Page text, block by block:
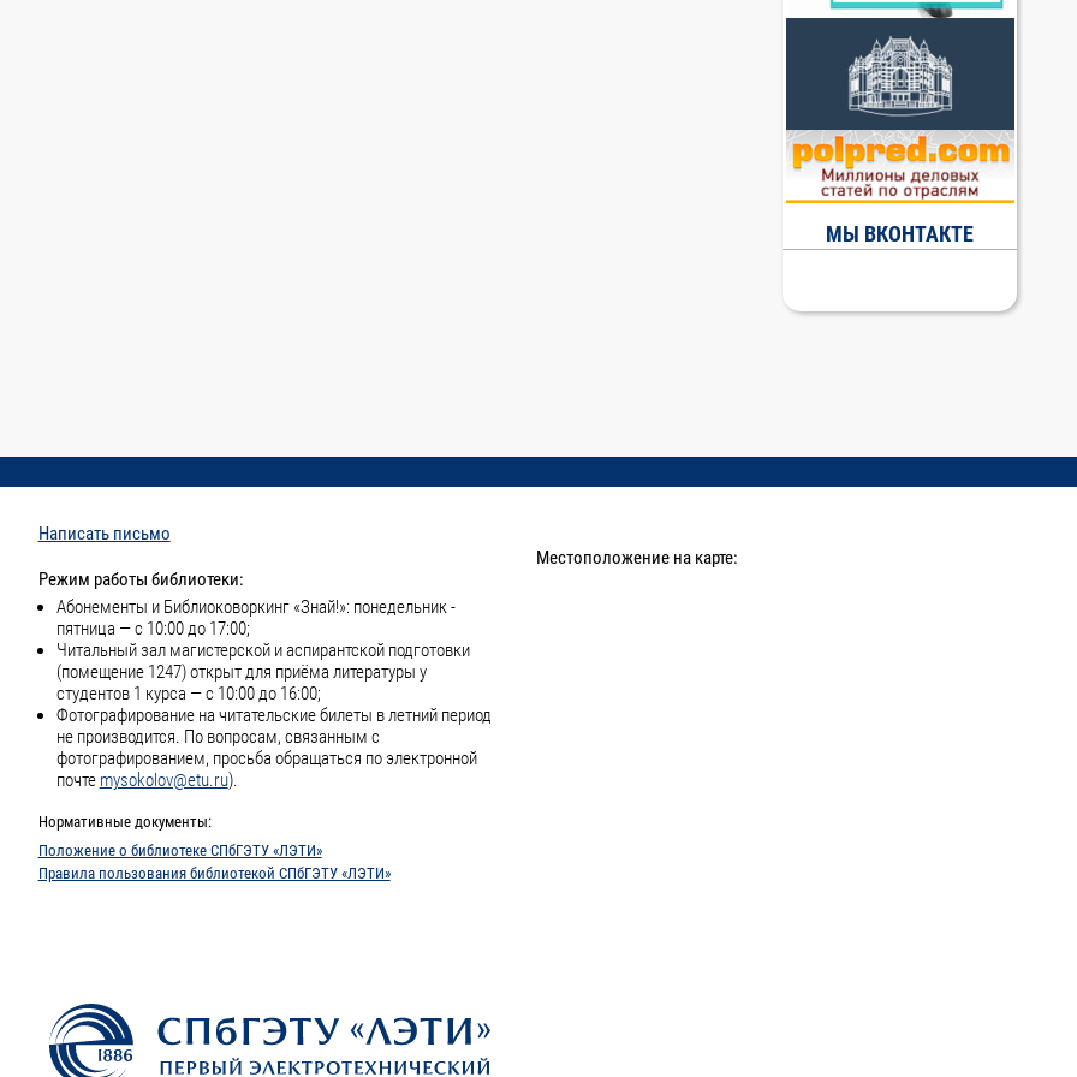
МЫ ВКОНТАКТЕ
Написать письмо
Режим работы библиотеки:
Абонементы и Библиоковоркинг «Знай!»: понедельник -
пятница — с 10:00 до 17:00;
Читальный зал магистерской и аспирантской подготовки
(помещение 1247) открыт для приёма литературы у
студентов 1 курса — с 10:00 до 16:00;
Фотографирование на читательские билеты в летний период
не производится. По вопросам, связанным с
фотографированием, просьба обращаться по электронной
почте mysokolov@etu.ru).
Нормативные документы:
Положение о библиотеке СПбГЭТУ «ЛЭТИ»
Правила пользования библиотекой СПбГЭТУ «ЛЭТИ»
Местоположение на карте: